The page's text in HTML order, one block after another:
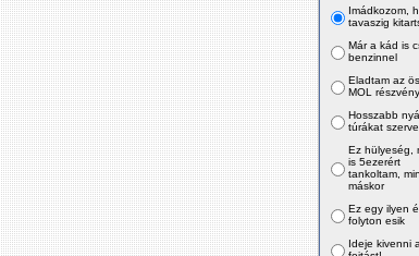
Imádkozom,
tavaszig
Már a kád is
benzinnel
Eladtam az
MOL
Hosszabb
túrákat
Ez hülyeség,
is 5ezerért
tankoltam,
máskor
Ez egy ilyen
folyton esik
Ideje kivenni a